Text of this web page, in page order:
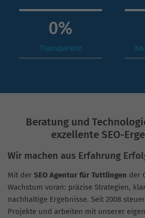
0%
Transparenz
Beratung und
exzellente SEO-
Wir machen aus Erfahrung
Mit der SEO Agentur für Tuttlingen der
Wachstum voran: präzise Strategien,
nachhaltige Ergebnisse. Seit 2008
Projekte und arbeiten mit unserer